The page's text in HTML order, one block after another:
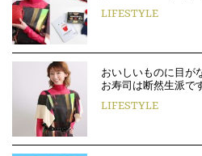
LIFESTYLE
おいしいものに目が
お寿司は断然生派で
LIFESTYLE